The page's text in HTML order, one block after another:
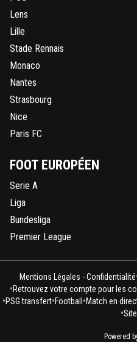
Lens
Lille
Stade Rennais
Monaco
Nantes
Strasbourg
Nice
Paris FC
FOOT EUROPÉEN
Serie A
Liga
Bundesliga
Premier League
Mentions Légales - Confidentialité
•Retrouvez votre compte pour les
•PSG transfert•Football •Match en
•
Powered